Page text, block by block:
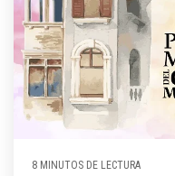
8 MINUTOS DE LECTURA